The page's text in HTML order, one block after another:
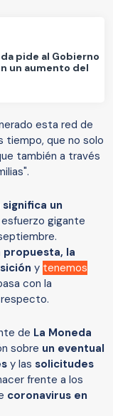
pide al Gobierno
un aumento del
esta red de
tiempo, que no solo
también a través
un
esfuerzo gigante
propuesta, la
y tenemos
con la
de La Moneda
sobre un eventual
y las solicitudes
frente a los
coronavirus en